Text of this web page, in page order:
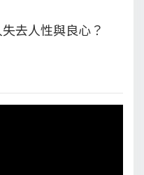
去人性與良心？